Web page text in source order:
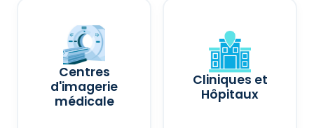
Centres
d'imagerie
médicale
Cliniques et
Hôpitaux